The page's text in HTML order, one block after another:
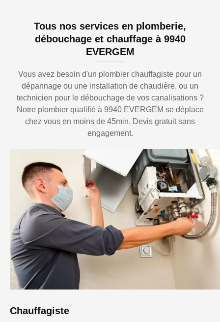
Tous nos services en plomberie,
débouchage et chauffage à 9940
EVERGEM
Vous avez besoin d'un plombier chauffagiste pour un
dépannage ou une installation de chaudière, ou un
technicien pour le débouchage de vos canalisations ?
Notre plombier qualifié à 9940 EVERGEM se déplace
chez vous en moins de 45min. Devis gratuit sans
engagement.
Chauffagiste